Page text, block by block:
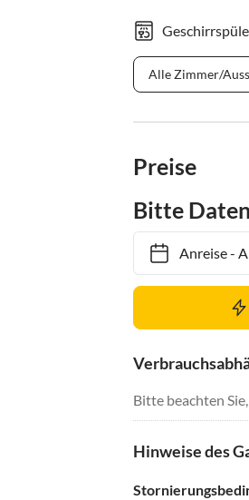
Alle Zimmer/
Preise
Bitte
Anreise-
Bitte beachten
Hinweise des